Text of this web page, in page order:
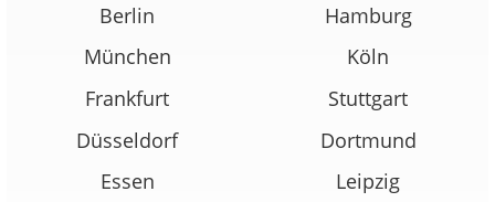
Berlin
Hamburg
München
Köln
Frankfurt
Stuttgart
Düsseldorf
Dortmund
Essen
Leipzig